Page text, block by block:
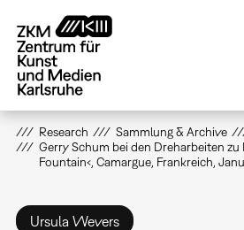
zum
Inhalt
Research Sammlung & Archive
Gerry Schum bei den Dreharbeiten zu
Fountain‹, Camargue, Frankreich,
Ursula Wevers